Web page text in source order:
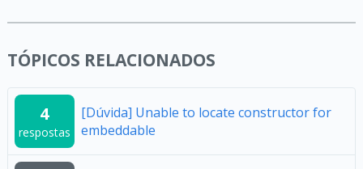
TÓPICOS RELACIONADOS
4
respostas
[Dúvida] Unable to locate constructor for
embeddable